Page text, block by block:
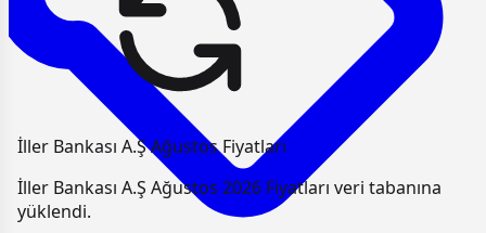
İller Bankası A.Ş Ağustos Fiyatları
İller Bankası A.Ş Ağustos 2026 Fiyatları veri tabanına
yüklendi.